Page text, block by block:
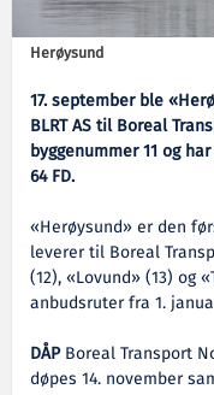
Herøysund
17. september ble
BLRT AS til Boreal
byggenummer 11 og
64 FD.
«Herøysund» er den
leverer til Boreal
(12), «Lovund» (13) og
anbudsruter fra 1.
DÅPBoreal Transport
døpes 14. november